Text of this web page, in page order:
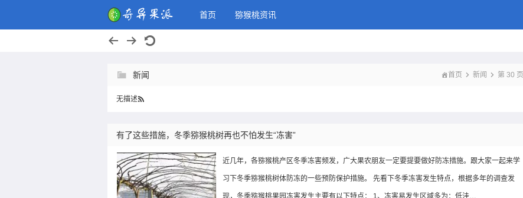
奇异果派，猕猴桃多一点
首页 猕猴桃资讯
新闻 首页 新闻 第 30 页
无描述
有了这些措施，冬季猕猴桃树再也不怕发生“冻害”
近几年，各猕猴桃产区冬季冻害频发，广大果农朋友一定要提要做好防冻措施。跟大家一起来学
习下冬季猕猴桃树体防冻的一些预防保护措施。 先看下冬季冻害发生特点，根据多年的调查发
现，冬季猕猴桃果园冻害发生主要有以下特点： 1、冻害易发生区域多为：低洼…